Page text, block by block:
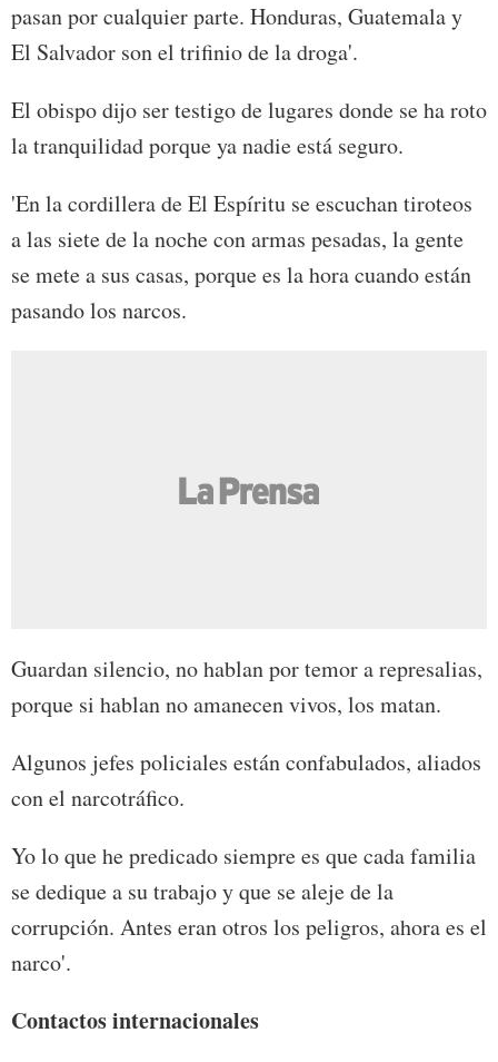
pasan por cualquier parte. Honduras, Guatemala y
El Salvador son el trifinio de la droga'.
El obispo dijo ser testigo de lugares donde se ha roto
la tranquilidad porque ya nadie está seguro.
'En la cordillera de El Espíritu se escuchan tiroteos
a las siete de la noche con armas pesadas, la gente
se mete a sus casas, porque es la hora cuando están
pasando los narcos.
Guardan silencio, no hablan por temor a represalias,
porque si hablan no amanecen vivos, los matan.
Algunos jefes policiales están confabulados, aliados
con el narcotráfico.
Yo lo que he predicado siempre es que cada familia
se dedique a su trabajo y que se aleje de la
corrupción. Antes eran otros los peligros, ahora es el
narco'.
Contactos internacionales